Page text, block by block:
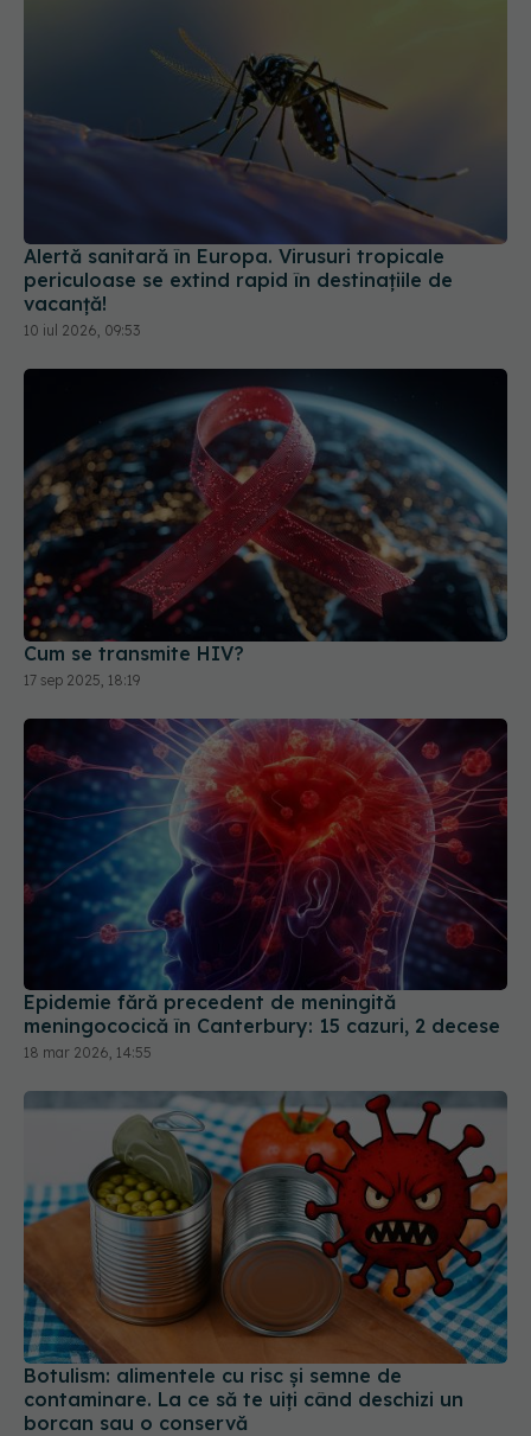
Alertă sanitară în Europa. Virusuri tropicale
periculoase se extind rapid în destinațiile de
vacanță!
10 iul 2026, 09:53
Cum se transmite HIV?
17 sep 2025, 18:19
Epidemie fără precedent de meningită
meningococică în Canterbury: 15 cazuri, 2 decese
18 mar 2026, 14:55
Botulism: alimentele cu risc și semne de
contaminare. La ce să te uiți când deschizi un
borcan sau o conservă